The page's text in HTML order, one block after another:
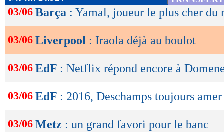
de
OK
03/06 Barça : Yamal, joueur le plus cher du
03/06 Liverpool : Iraola déjà au boulot
03/06 EdF : Netflix répond encore à
03/06 EdF : 2016, Deschamps toujours amer
03/06 Metz : un grand favori pour le banc